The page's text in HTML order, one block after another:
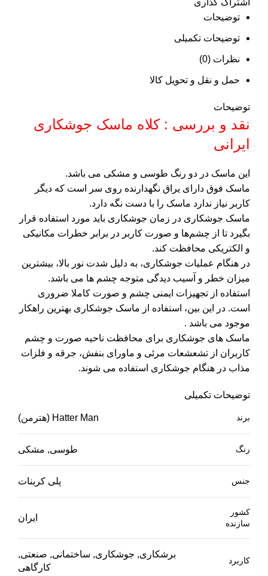
توضیحات
توضیحات تکمیلی
نظرات (0)
حمل و نقل و تحویل کالا
توضیحات
نقد و بررسی : کلاه ماسک جوشکاری
ایرانی
این ماسک در دو رنگ طوسی و مشکی می باشد.
ماسک فوق دارای یراق نگهدارنده روی سر است که دیگر
کاربر نیاز ندارد ماسک را با دست نگه دارد.
ماسک جوشکاری در زمان جوشکاری باید مورد استفاده قرار
بگیرد تا از چشم‌ها و صورت کاربر در برابر خطرات مکانیکی
و الکتریکی محافظت کند.
در هنگام عملیات جوشکاری، به دلیل شدت نور بالا، بیشترین
میزان خطر و آسیب دیدگی متوجه چشم ها می باشد.
استفاده از تجهیزات ایمنی چشم و صورت کاملا ضروری
است. در این بین، استفاده از ماسک جوشکاری بهترین راهکار
موجود می باشد .
ماسک های جوشکاری برای محافظت ناحیه صورت و چشم
کاربران از تشعشعات مرئی و ماورای بنفش، جرقه و فلزات
مذاب در هنگام جوشکاری استفاده می شوند.
توضیحات تکمیلی
برند Hatter Man (هترمن)
رنگ طوسی, مشکی
جنس پلی کربنات
کشور
سازنده
ایران
کاربرد
برشکاری, جوشکاری, ساختمانی, صنعتی,
کارگاهی